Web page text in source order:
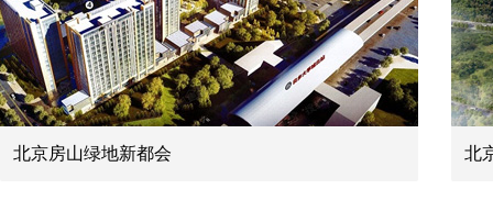
北京房山绿地新都会 北